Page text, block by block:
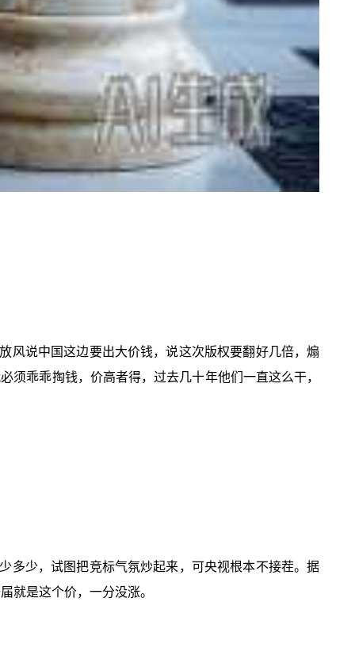
风说中国这边要出大价钱，说这次版权要翻好几倍，煽
乖乖掏钱，价高者得，过去几十年他们一直这么干，
多少，试图把竞标气氛炒起来，可央视根本不接茬。据
就是这个价，一分没涨。